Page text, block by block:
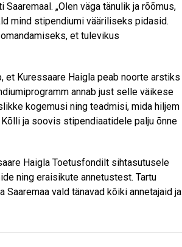
„Olen väga tänulik ja rõõmus,
mind stipendiumi vääriliseks pidasid.
et tulevikus
et Kuressaare Haigla peab noorte arstiks
annab just selle väikese
kogemusi ning teadmisi, mida hiljem
ja soovis stipendiaatidele palju õnne
Haigla Toetusfondilt sihtasutusele
ning eraisikute annetustest. Tartu
vald tänavad kõiki annetajaid ja